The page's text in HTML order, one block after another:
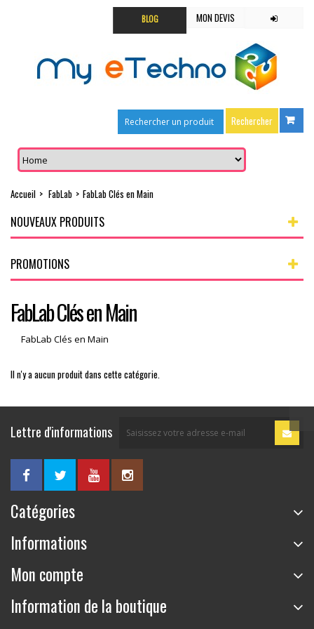
MON DEVIS
BLOG
Accueil > FabLab > FabLab Clés en Main
NOUVEAUX PRODUITS
PROMOTIONS
FabLab Clés en Main
FabLab Clés en Main
Il n'y a aucun produit dans cette catégorie.
Lettre d'informations
Catégories
Informations
Mon compte
Information de la boutique